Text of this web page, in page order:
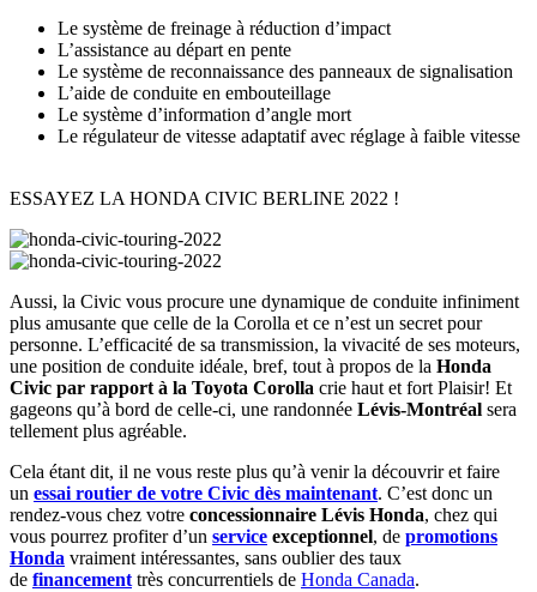
Le système de freinage à réduction d’impact
L’assistance au départ en pente
Le système de reconnaissance des panneaux de signalisation
L’aide de conduite en embouteillage
Le système d’information d’angle mort
Le régulateur de vitesse adaptatif avec réglage à faible vitesse
ESSAYEZ LA HONDA CIVIC BERLINE 2022 !
Aussi, la Civic vous procure une dynamique de conduite infiniment
plus amusante que celle de la Corolla et ce n’est un secret pour
personne. L’efficacité de sa transmission, la vivacité de ses moteurs,
une position de conduite idéale, bref, tout à propos de la Honda
Civic par rapport à la Toyota Corolla crie haut et fort Plaisir! Et
gageons qu’à bord de celle-ci, une randonnée Lévis-Montréal sera
tellement plus agréable.
Cela étant dit, il ne vous reste plus qu’à venir la découvrir et faire
un essai routier de votre Civic dès maintenant. C’est donc un
rendez-vous chez votre concessionnaire Lévis Honda, chez qui
vous pourrez profiter d’un service exceptionnel, de promotions
Honda vraiment intéressantes, sans oublier des taux
de financement très concurrentiels de Honda Canada.